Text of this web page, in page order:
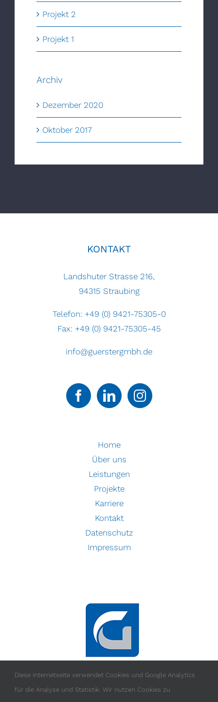
Projekt 2
Projekt 1
Archiv
Dezember 2020
Oktober 2017
KONTAKT
Landshuter Strasse 216,
94315 Straubing
Telefon: +49 (0) 9421-75305-0
Fax: +49 (0) 9421-75305-45
info@guerstergmbh.de
Home
Über uns
Leistungen
Projekte
Karriere
Kontakt
Datenschutz
Impressum
Diese Internetseite verwendet Cookies und Google Analytics
für die Analyse und Statistik. Wir nutzen Cookies zu